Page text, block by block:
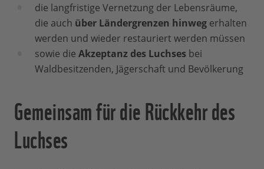
die langfristige Vernetzung der Lebensräume,
die auch über Ländergrenzen hinweg erhalten
werden und wieder restauriert werden müssen
sowie die Akzeptanz des Luchses bei
Waldbesitzenden, Jägerschaft und Bevölkerung
Gemeinsam für die Rückkehr des
Luchses